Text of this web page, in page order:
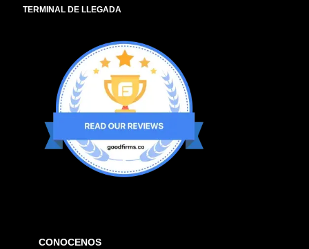
TERMINAL DE LLEGADA
CONOCENOS